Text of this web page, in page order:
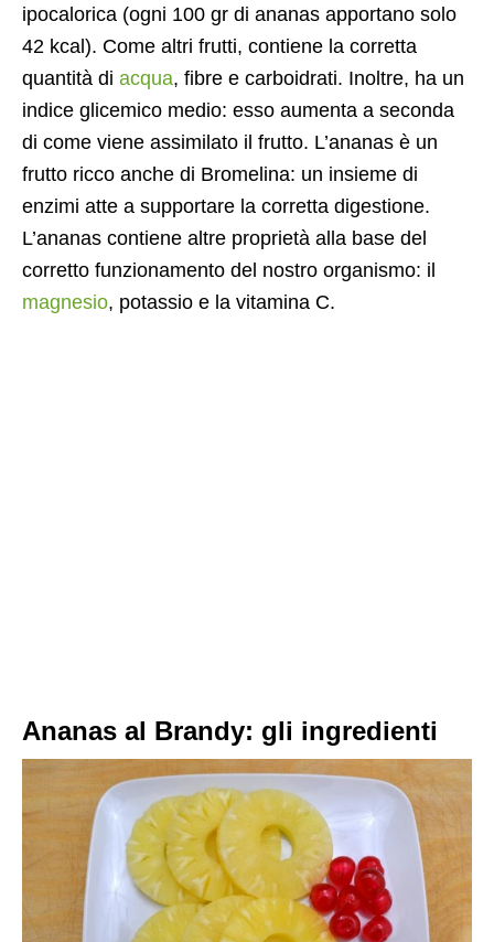
ipocalorica (ogni 100 gr di ananas apportano solo
42 kcal). Come altri frutti, contiene la corretta
quantità di acqua, fibre e carboidrati. Inoltre, ha un
indice glicemico medio: esso aumenta a seconda
di come viene assimilato il frutto. L’ananas è un
frutto ricco anche di Bromelina: un insieme di
enzimi atte a supportare la corretta digestione.
L’ananas contiene altre proprietà alla base del
corretto funzionamento del nostro organismo: il
magnesio, potassio e la vitamina C.
Ananas al Brandy: gli ingredienti